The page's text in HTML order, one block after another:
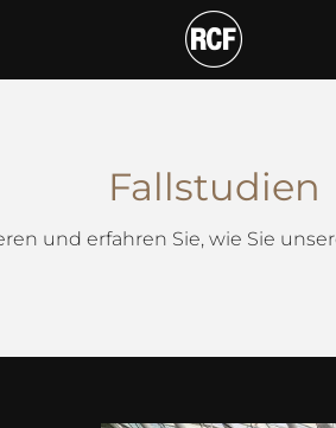
Fallstudien
und erfahren Sie, wie Sie